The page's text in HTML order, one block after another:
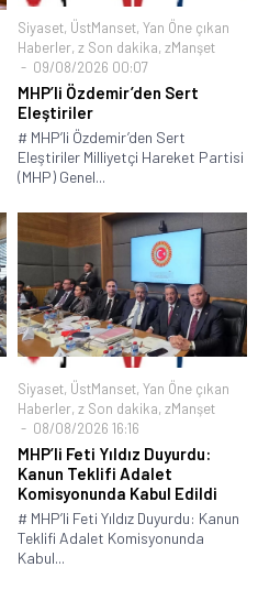
Siyaset, ÜstManset, Yan Öne çıkan
Haberler, z Son dakika, zManşet
09/08/2026 00:07
MHP’li Özdemir’den Sert
Eleştiriler
# MHP’li Özdemir’den Sert
Eleştiriler Milliyetçi Hareket Partisi
(MHP) Genel...
Siyaset, ÜstManset, Yan Öne çıkan
Haberler, z Son dakika, zManşet
08/08/2026 16:16
MHP’li Feti Yıldız Duyurdu:
Kanun Teklifi Adalet
Komisyonunda Kabul Edildi
# MHP’li Feti Yıldız Duyurdu: Kanun
Teklifi Adalet Komisyonunda
Kabul...